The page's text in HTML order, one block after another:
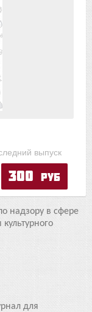
выпуск
300 руб
надзору в сфере
для